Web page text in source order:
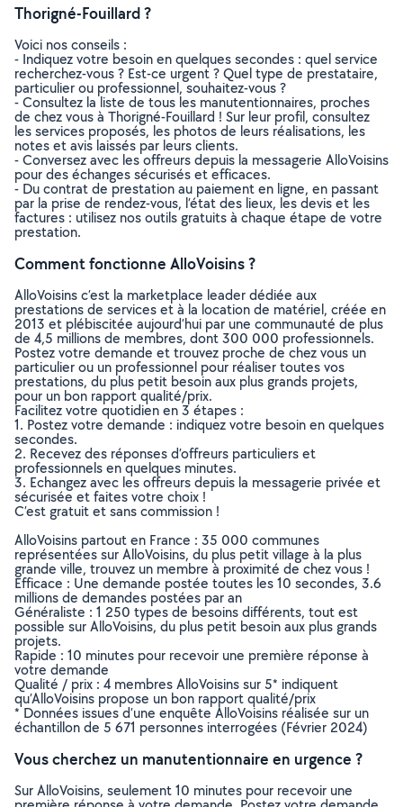
Thorigné-Fouillard ?
Voici nos conseils :
- Indiquez votre besoin en quelques secondes : quel service
recherchez-vous ? Est-ce urgent ? Quel type de prestataire,
particulier ou professionnel, souhaitez-vous ?
- Consultez la liste de tous les manutentionnaires, proches
de chez vous à Thorigné-Fouillard ! Sur leur profil, consultez
les services proposés, les photos de leurs réalisations, les
notes et avis laissés par leurs clients.
- Conversez avec les offreurs depuis la messagerie AlloVoisins
pour des échanges sécurisés et efficaces.
- Du contrat de prestation au paiement en ligne, en passant
par la prise de rendez-vous, l’état des lieux, les devis et les
factures : utilisez nos outils gratuits à chaque étape de votre
prestation.
Comment fonctionne AlloVoisins ?
AlloVoisins c’est la marketplace leader dédiée aux
prestations de services et à la location de matériel, créée en
2013 et plébiscitée aujourd’hui par une communauté de plus
de 4,5 millions de membres, dont 300 000 professionnels.
Postez votre demande et trouvez proche de chez vous un
particulier ou un professionnel pour réaliser toutes vos
prestations, du plus petit besoin aux plus grands projets,
pour un bon rapport qualité/prix.
Facilitez votre quotidien en 3 étapes :
1. Postez votre demande : indiquez votre besoin en quelques
secondes.
2. Recevez des réponses d’offreurs particuliers et
professionnels en quelques minutes.
3. Echangez avec les offreurs depuis la messagerie privée et
sécurisée et faites votre choix !
C’est gratuit et sans commission !
AlloVoisins partout en France : 35 000 communes
représentées sur AlloVoisins, du plus petit village à la plus
grande ville, trouvez un membre à proximité de chez vous !
Efficace : Une demande postée toutes les 10 secondes, 3.6
millions de demandes postées par an
Généraliste : 1 250 types de besoins différents, tout est
possible sur AlloVoisins, du plus petit besoin aux plus grands
projets.
Rapide : 10 minutes pour recevoir une première réponse à
votre demande
Qualité / prix : 4 membres AlloVoisins sur 5* indiquent
qu’AlloVoisins propose un bon rapport qualité/prix
* Données issues d’une enquête AlloVoisins réalisée sur un
échantillon de 5 671 personnes interrogées (Février 2024)
Vous cherchez un manutentionnaire en urgence ?
Sur AlloVoisins, seulement 10 minutes pour recevoir une